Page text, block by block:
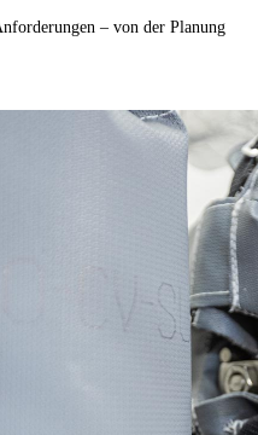
– von der Planung